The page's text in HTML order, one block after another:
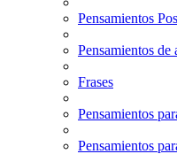
Pensamientos
Pensamientos de
Frases
Pensamientos
Pensamientos